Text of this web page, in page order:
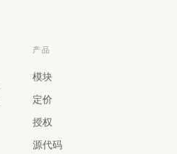
产品
模块
定价
授权
源代码